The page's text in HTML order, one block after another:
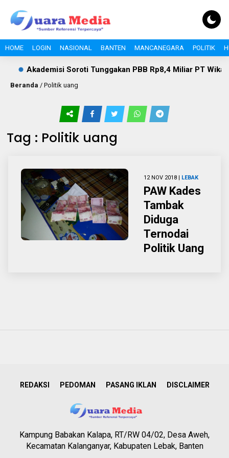
HOME LOGIN NASIONAL BANTEN MANCANEGARA POLITIK
Akademisi Soroti Tunggakan PBB Rp8,4 Miliar PT Wika
Beranda / Politik uang
Tag : Politik uang
12 NOV 2018 | LEBAK
PAW Kades
Tambak
Diduga
Ternodai
Politik Uang
REDAKSI PEDOMAN PASANG IKLAN DISCLAIMER
Kampung Babakan Kalapa, RT/RW 04/02, Desa Aweh,
Kecamatan Kalanganyar, Kabupaten Lebak, Banten